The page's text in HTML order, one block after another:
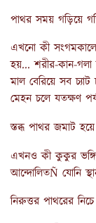
পাথর সময় গড়িয়ে
এখনো কী
হয়... শরীর-কান-
মাল বেরিয়ে সব
মেহন চলে যতক্ষণ
স্তব্ধ পাথর জমাট
এখনও কী কুকুর
আন্দোলিতÑ যোনি
নিরুত্তর পাথরের